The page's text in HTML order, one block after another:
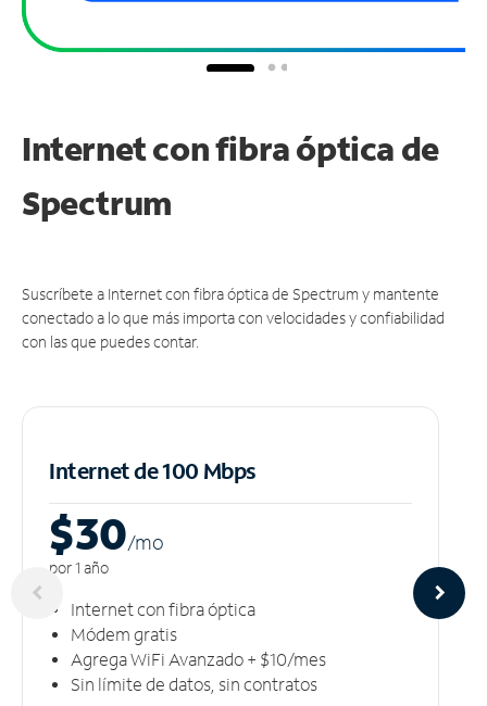
Internet con fibra óptica de
Spectrum
Suscríbete a Internet con fibra óptica de Spectrum y mantente
conectado a lo que más importa con velocidades y confiabilidad
con las que puedes contar.
Internet de 100 Mbps
$30/mo
por 1 año
Internet con fibra óptica
Módem gratis
Agrega WiFi Avanzado + $10/mes
Sin límite de datos, sin contratos